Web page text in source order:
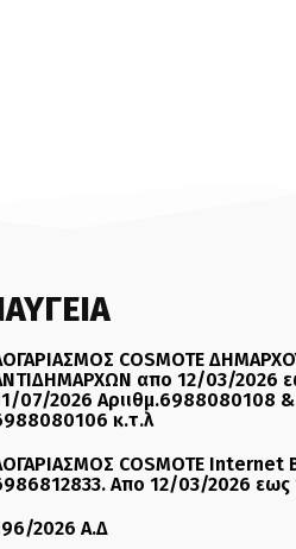
COSMOTE
απο 12/03/2026
07/2026 Αριιθμ.6988080108 &
κ.τ.λ
COSMOTE Internet
Απο 12/03/2026
2026 Α.Δ